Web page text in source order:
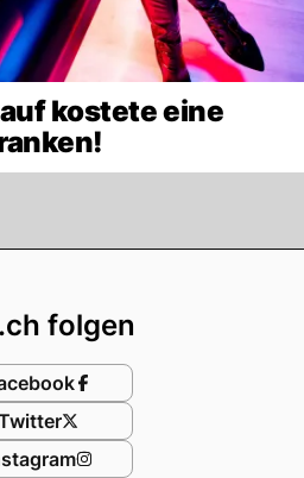
kostete eine
folgen